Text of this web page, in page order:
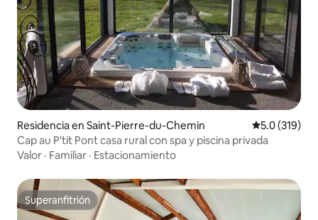
Residencia en Saint-Pierre-du-Chemin Calificación
5.0 (319)
Cap au P'tit Pont casa rural con spa y piscina privada
Valor · Familiar · Estacionamiento
Superanfitrión
Superanfitrión